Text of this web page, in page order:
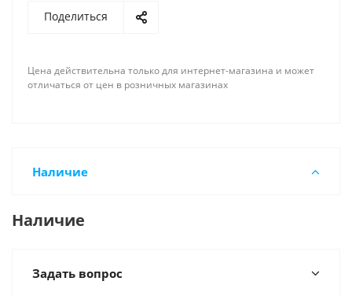
Поделиться
Цена действительна только для интернет-магазина и может
отличаться от цен в розничных магазинах
Наличие
Наличие
Задать вопрос